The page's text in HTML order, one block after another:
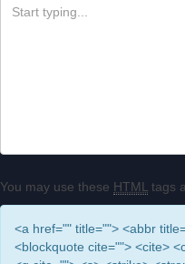
You may use these HTML tags
<a href="" title=""> <abbr
<blockquote cite=""> <cite>